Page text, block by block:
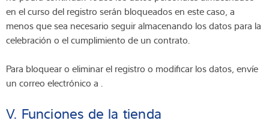
en el curso del registro serán bloqueados en este caso, a
menos que sea necesario seguir almacenando los datos para la
celebración o el cumplimiento de un contrato.
Para bloquear o eliminar el registro o modificar los datos, envíe
un correo electrónico a .
V. Funciones de la tienda